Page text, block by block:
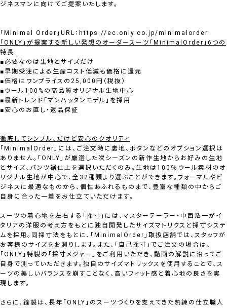
ジネスマンに向けてご提案いたします。
「Minimal Order」URL： https://ec.only.co.jp/minimalorder
「ONLY」が提案する新しい発想のオーダースーツ「MinimalOrder」6つの
特長
■必要なのは生地とサイズだけ
■早期受注による生産コスト低減も価格に還元
■価格はワンプライスの25,000円（税抜）
■ウール100%の高品質オリジナル生地中心
■最新トレンド「マンハッタンモデル」を採用
■安心のお直し・返品保証
徹底してシンプル、だけど安心のクオリティ
「MinimalOrder」には、ご注文時に裏地、ボタンなどのオプション選択は
ありません。「ONLY」が厳選した次シーズンの新作生地からお好みの生地
とサイズ、パンツ裾仕上を選択いただくのみ。生地は100％ウール素材のオ
リジナル生地が中心で、全32種類より選ぶことができます。フォーマルやビ
ジネスに最適なものから、個性あふれるものまで、豊富な種類の中からご
自身に合った一着をお仕立ていただけます。
スーツの着心地を左右する「採寸」には、マスターテーラー・中西浩一がイ
タリアの洋服の考え方をもとに独自開発したサイズマトリクスと採寸システ
ムを採用。同採寸法をもとに、「MinimalOrder」取扱店舗では、スタッフが
お客様のサイズをお測りします。また、「自己採寸」でご注文の場合は、
「ONLY」特製の「採寸メジャー」をご利用いただき、動画の解説に沿ってご
自身で測っていただきます。独自のサイズマトリックスを使用することで、ス
ーツの美しいバランスを崩すことなく、高いフィット感と着心地の良さを実
現します。
さらに、縫製は、長年「ONLY」のスーツづくりを支えてきた熟練の仕立職人